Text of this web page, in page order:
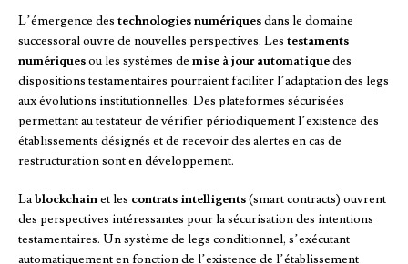
L’émergence des technologies numériquesdans le domaine
successoral ouvre de nouvelles perspectives. Les testaments
numériquesou les systèmes de mise à jour automatiquedes
dispositions testamentaires pourraient faciliter l’adaptation des legs
aux évolutions institutionnelles. Des plateformes sécurisées
permettant au testateur de vérifier périodiquement l’existence des
établissements désignés et de recevoir des alertes en cas de
restructuration sont en développement.
Lablockchainet les contrats intelligents(smart contracts) ouvrent
des perspectives intéressantes pour la sécurisation des intentions
testamentaires. Un système de legs conditionnel, s’exécutant
automatiquement en fonction de l’existence de l’établissement